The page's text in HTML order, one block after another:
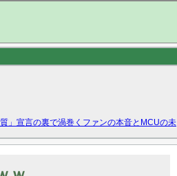
」宣言の裏で渦巻くファンの本音とMCUの未